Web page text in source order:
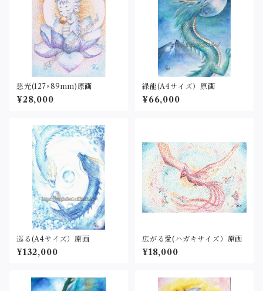
慈光(127×89mm)原画
¥28,000
緑龍(A4サイズ）原画
¥66,000
巡る(A4サイズ）原画
¥132,000
広がる愛(ハガキサイズ）原画
¥18,000